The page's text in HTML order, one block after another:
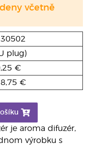
je aroma difuzér,
výrobku s
plug)
€
€
včetně